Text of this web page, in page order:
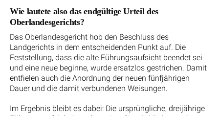
Wie lautete also das endgültige Urteil des
Oberlandesgerichts?
Das Oberlandesgericht hob den Beschluss des
Landgerichts in dem entscheidenden Punkt auf. Die
Feststellung, dass die alte Führungsaufsicht beendet sei
und eine neue beginne, wurde ersatzlos gestrichen. Damit
entfielen auch die Anordnung der neuen fünfjährigen
Dauer und die damit verbundenen Weisungen.
Im Ergebnis bleibt es dabei: Die ursprüngliche, dreijährige